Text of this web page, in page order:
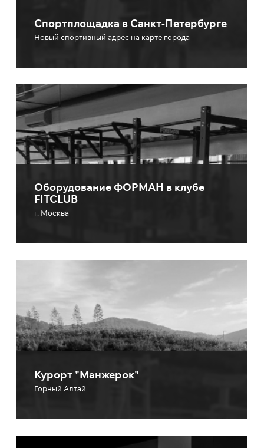
Спортплощадка в Санкт-Петербурге
Новый спортивный адрес на карте города
Оборудование ФОРМАН в клубе
FITCLUB
г. Москва
Курорт "Манжерок"
Горный Алтай